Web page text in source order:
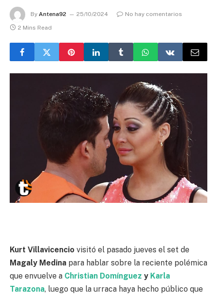
By Antena92 25/10/2024
No hay comentarios
2 Mins Read
Kurt Villavicencio visitó el pasado jueves el set de
Magaly Medina para hablar sobre la reciente polémica
que envuelve a Christian Domínguez y Karla
Tarazona, luego que la urraca haya hecho público que